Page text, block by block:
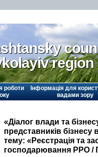
region
роботи
Інформація для
вадами зору
«Діалог влади та
представників бізнесу
тему: «Реєстрація та
господарювання РРО /